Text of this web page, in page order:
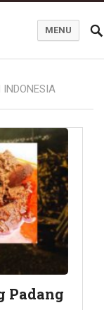
MENU
Padang